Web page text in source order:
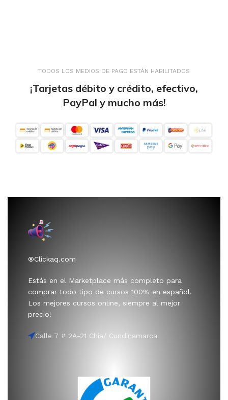
TODOS LOS MEDIOS DE PAGO ESTÁN HABILITADOS
¡Tarjetas débito y crédito, efectivo,
PayPal y mucho más!
®Clickaq.com
Estás en el Marketplace más completo para
comprar todo tipo de cursos 100% en español.
Los mejores cursos online, siempre al mejor
precio!
Calle 7 # 2A-21 Chía/ Cundinamarca